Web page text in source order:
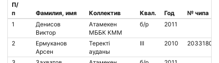
П/
п
Фамилия, имя Коллектив Квал. Год
№ чипа
1
Денисов
Виктор
Атамекен
МББК КММ
б/р 2011
2
Ермуканов
Арсен
Теректі
ауданы
III 2010 2033180